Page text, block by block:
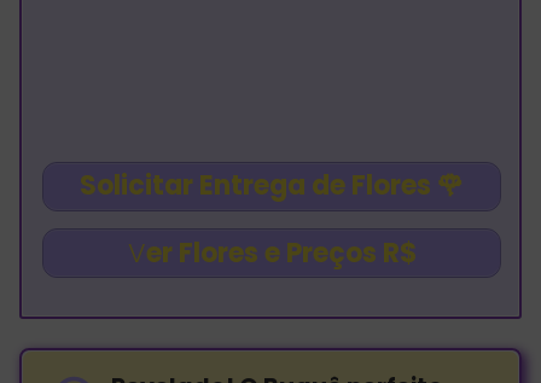
Solicitar Entrega de Flores 🌹
Ver Flores e Preços R$